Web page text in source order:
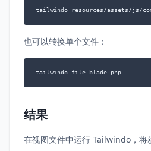
tailwindo resources/assets/js/
也可以转换单个文件：
tailwindo file.blade.php
结果
在视图文件中运行 Tailwindo，将